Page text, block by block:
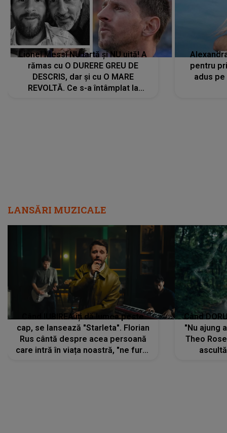
Lionel Messi NU iartă și NU uită! A
rămas cu O DURERE GREU DE
DESCRIS, dar și cu O MARE
REVOLTĂ. Ce s-a întâmplat la
pentru
adus
LANSĂRI MUZICALE
Când IUBIREA îți dă lumea peste
cap, se lansează "Starleta". Florian
Rus cântă despre acea persoană
care intră în viața noastră, "ne fură"
Când
"Nu ajung
Theo